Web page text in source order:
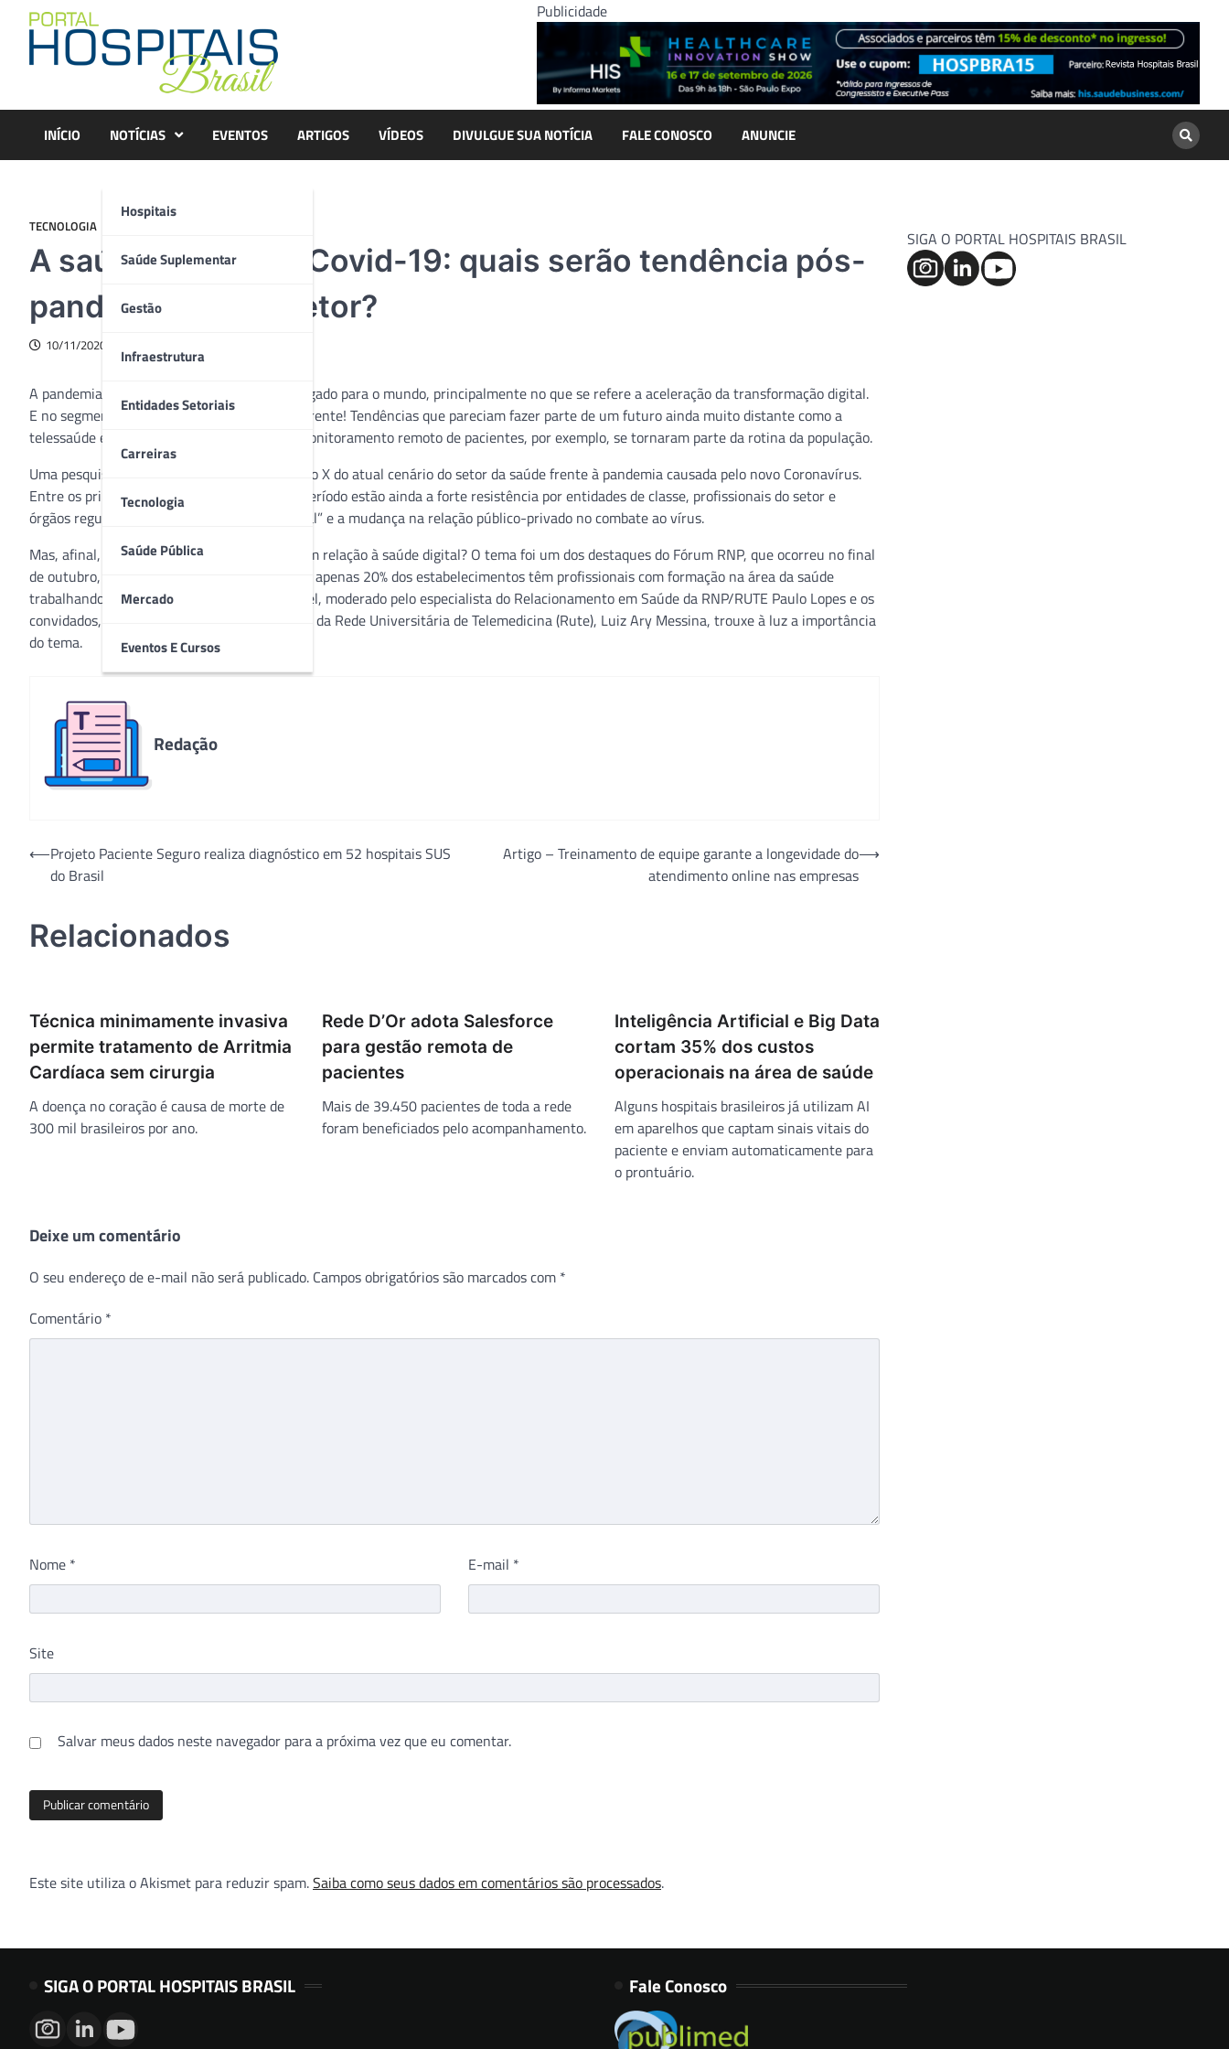
content
Publicidade
INÍCIO NOTÍCIAS
Hospitais
Saúde Suplementar
Gestão
Infraestrutura
Entidades Setoriais
Carreiras
Tecnologia
Saúde Pública
Mercado
Eventos E Cursos
EVENTOS ARTIGOS VÍDEOS DIVULGUE SUA NOTÍCIA FALE CONOSCO ANUNCIE
TECNOLOGIA
A saúde digital e a Covid-19: quais serão tendência pós-
pandemia para o setor?
10/11/2020
A pandemia de Covid-19 está deixando um legado para o mundo, principalmente no que se refere a aceleração da transformação digital.
E no segmento da saúde, não poderia ser diferente! Tendências que pareciam fazer parte de um futuro ainda muito distante como a
telessaúde e utilização de
para o monitoramento remoto de pacientes, por exemplo, se tornaram parte da rotina da população.
Uma pesquisa realizada pela KPMG fez um raio X do atual cenário do setor da saúde frente à pandemia causada pelo novo Coronavírus.
Entre os principais desafios encontrados no período estão ainda a forte resistência por entidades de classe, profissionais do setor e
órgãos reguladores em relação a “saúde digital” e a mudança na relação público-privado no combate ao vírus.
Mas, afinal, quais serão os próximos passos em relação à saúde digital? O tema foi um dos destaques do Fórum RNP, que ocorreu no final
de outubro, e levantou um dado preocupante, apenas 20% dos estabelecimentos têm profissionais com formação na área da saúde
trabalhando nos departamentos de TI. O painel, moderado pelo especialista do Relacionamento em Saúde da RNP/RUTE Paulo Lopes e os
convidados, incluindo o Coordenador Nacional da Rede Universitária de Telemedicina (Rute), Luiz Ary Messina, trouxe à luz a importância
do tema.
Redação
Navegação
⟵Projeto Paciente Seguro realiza diagnóstico em 52 hospitais SUS
do Brasil
Artigo – Treinamento de equipe garante a longevidade do
atendimento online nas empresas
⟶
Relacionados
Técnica minimamente invasiva
permite tratamento de Arritmia
Cardíaca sem cirurgia
A doença no coração é causa de morte de
300 mil brasileiros por ano.
Rede D’Or adota Salesforce
para gestão remota de
pacientes
Mais de 39.450 pacientes de toda a rede
foram beneficiados pelo acompanhamento.
Inteligência Artificial e Big Data
cortam 35% dos custos
operacionais na área de saúde
Alguns hospitais brasileiros já utilizam AI
em aparelhos que captam sinais vitais do
paciente e enviam automaticamente para
o prontuário.
Deixe um comentário
O seu endereço de e-mail não será publicado. Campos obrigatórios são marcados com *
Comentário *
Nome * E-mail *
Site
Salvar meus dados neste navegador para a próxima vez que eu comentar.
Este site utiliza o Akismet para reduzir spam.Saiba como seus dados em comentários são processados.
SIGA O PORTAL HOSPITAIS BRASIL
SIGA O PORTAL HOSPITAIS BRASIL Fale Conosco